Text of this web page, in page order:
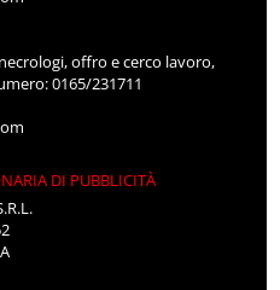
offro e cerco lavoro,
0165/231711
DI PUBBLICITÀ